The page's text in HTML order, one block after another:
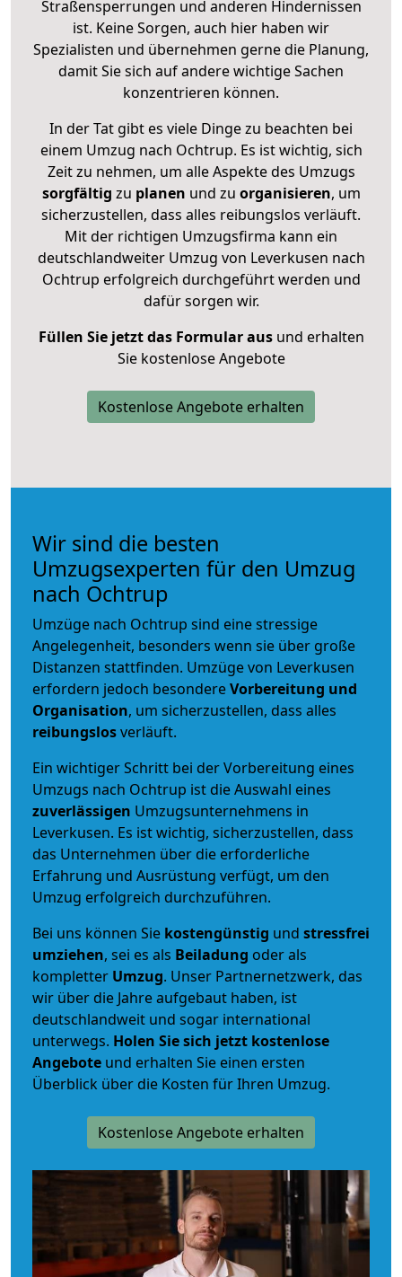
Straßensperrungen und anderen Hindernissen
ist. Keine Sorgen, auch hier haben wir
Spezialisten und übernehmen gerne die Planung,
damit Sie sich auf andere wichtige Sachen
konzentrieren können.
In der Tat gibt es viele Dinge zu beachten bei
einem Umzug nach Ochtrup. Es ist wichtig, sich
Zeit zu nehmen, um alle Aspekte des Umzugs
sorgfältig zu planen und zu organisieren, um
sicherzustellen, dass alles reibungslos verläuft.
Mit der richtigen Umzugsfirma kann ein
deutschlandweiter Umzug von Leverkusen nach
Ochtrup erfolgreich durchgeführt werden und
dafür sorgen wir.
Füllen Sie jetzt das Formular ausund erhalten
Sie kostenlose Angebote
Kostenlose Angebote erhalten
Wir sind die besten
Umzugsexperten für den Umzug
nach Ochtrup
Umzüge nach Ochtrup sind eine stressige
Angelegenheit, besonders wenn sie über große
Distanzen stattfinden. Umzüge von Leverkusen
erfordern jedoch besondereVorbereitung und
Organisation, um sicherzustellen, dass alles
reibungslosverläuft.
Ein wichtiger Schritt bei der Vorbereitung eines
Umzugs nach Ochtrup ist die Auswahl eines
zuverlässigen Umzugsunternehmens in
Leverkusen. Es ist wichtig, sicherzustellen, dass
das Unternehmen über die erforderliche
Erfahrung und Ausrüstung verfügt, um den
Umzug erfolgreich durchzuführen.
Bei uns können Sie kostengünstig und stressfrei
umziehen, sei es als Beiladung oder als
kompletter Umzug. Unser Partnernetzwerk, das
wir über die Jahre aufgebaut haben, ist
deutschlandweit und sogar international
unterwegs. Holen Sie sich jetzt kostenlose
Angebote und erhalten Sie einen ersten
Überblick über die Kosten für Ihren Umzug.
Kostenlose Angebote erhalten